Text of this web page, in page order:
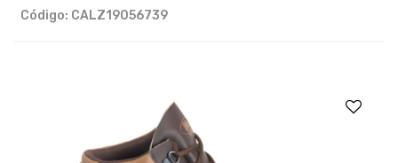
Código: CALZ19056739